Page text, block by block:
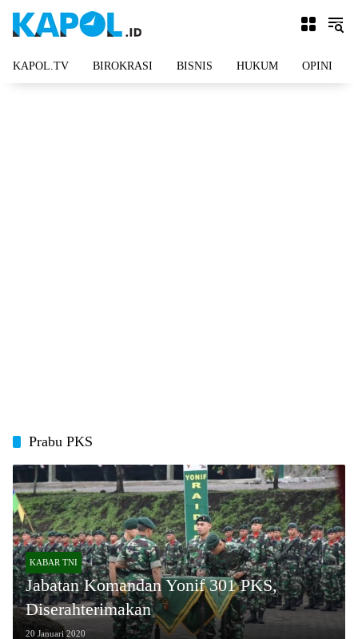
KAPOL.TV BIROKRASI BISNIS HUKUM OPINI
Prabu PKS
KABAR TNI
Jabatan Komandan Yonif 301 PKS,
Diserahterimakan
20 Januari 2020